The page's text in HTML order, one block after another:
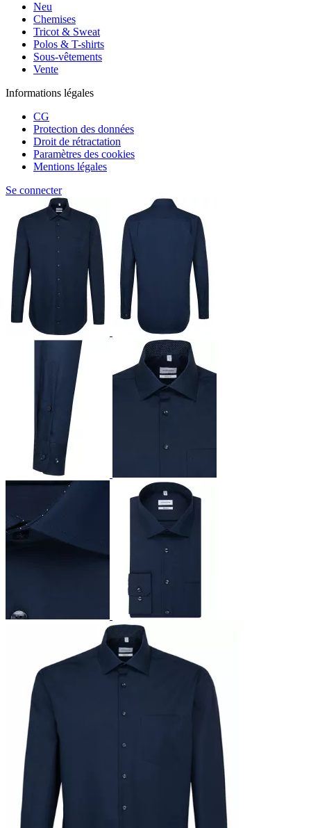
Neu
Chemises
Tricot & Sweat
Polos & T-shirts
Sous-vêtements
Vente
Informations légales
CG
Protection des données
Droit de rétractation
Paramètres des cookies
Mentions légales
Se connecter